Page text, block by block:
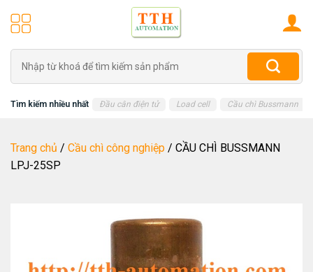
kiếm:
Tìm kiếm nhiều nhất Đầu cân điện tử Load cell Cầu chì Bussmann
Trang chủ / Cầu chì công nghiệp / CẦU CHÌ BUSSMANN
LPJ-25SP